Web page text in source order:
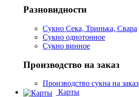
Разновидности
Сукно Сека, Тринька, Свара
Сукно однотонное
Сукно винное
Производство на заказ
Производство сукна на заказ
Карты